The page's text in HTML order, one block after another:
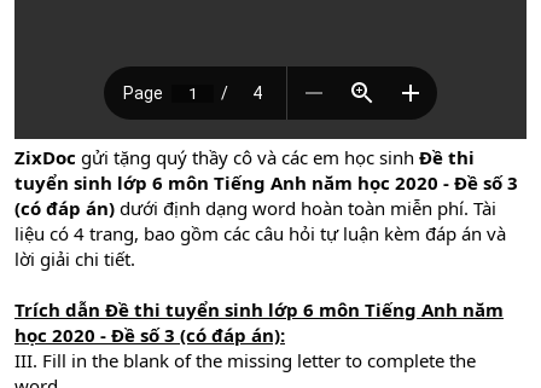
ZixDoc gửi tặng quý thầy cô và các em học sinh Đề thi
tuyển sinh lớp 6 môn Tiếng Anh năm học 2020 - Đề số 3
(có đáp án) dưới định dạng word hoàn toàn miễn phí. Tài
liệu có 4 trang, bao gồm các câu hỏi tự luận kèm đáp án và
lời giải chi tiết.
Trích dẫn Đề thi tuyển sinh lớp 6 môn Tiếng Anh năm
học 2020 - Đề số 3 (có đáp án):
III. Fill in the blank of the missing letter to complete the